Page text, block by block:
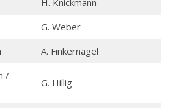
H. Knickmann
G. Weber
A. Finkernagel
/
G. Hillig